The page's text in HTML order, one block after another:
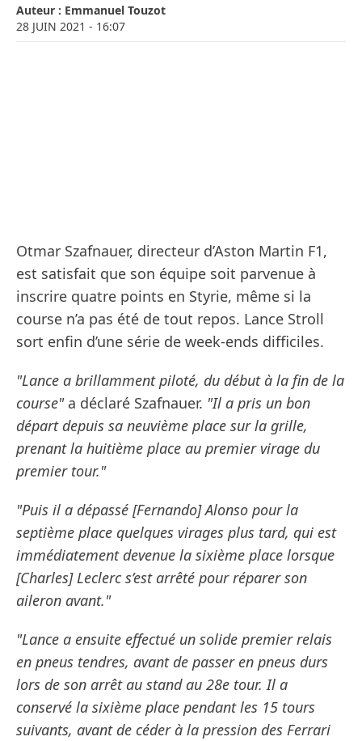
Auteur : Emmanuel Touzot
28 JUIN 2021 - 16:07
Otmar Szafnauer, directeur d’Aston Martin F1,
est satisfait que son équipe soit parvenue à
inscrire quatre points en Styrie, même si la
course n’a pas été de tout repos. Lance Stroll
sort enfin d’une série de week-ends difficiles.
"Lance a brillamment piloté, du début à la fin de la
course"a déclaré Szafnauer. "Il a pris un bon
départ depuis sa neuvième place sur la grille,
prenant la huitième place au premier virage du
premier tour."
"Puis il a dépassé [Fernando] Alonso pour la
septième place quelques virages plus tard, qui est
immédiatement devenue la sixième place lorsque
[Charles] Leclerc s’est arrêté pour réparer son
aileron avant."
"Lance a ensuite effectué un solide premier relais
en pneus tendres, avant de passer en pneus durs
lors de son arrêt au stand au 28e tour. Il a
conservé la sixième place pendant les 15 tours
suivants, avant de céder à la pression des Ferrari